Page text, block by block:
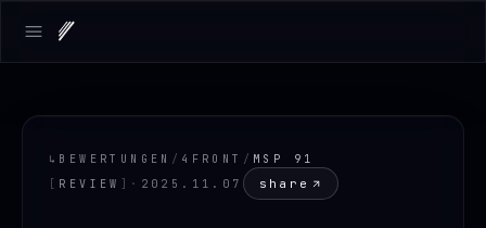
Open main menu
↳ BEWERTUNGEN / 4FRONT / MSP 91
[ REVIEW ] · 2025.11.07 share